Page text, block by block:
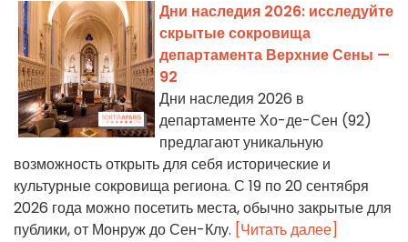
Дни наследия 2026: исследуйте
скрытые сокровища
департамента Верхние Сены —
92
Дни наследия 2026 в
департаменте Хо-де-Сен (92)
предлагают уникальную
возможность открыть для себя исторические и
культурные сокровища региона. С 19 по 20 сентября
2026 года можно посетить места, обычно закрытые для
публики, от Монруж до Сен-Клу. [Читать далее]